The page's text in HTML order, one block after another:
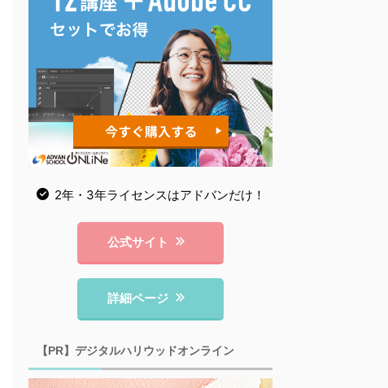
2年・3年ライセンスはアドバンだけ！
公式サイト
詳細ページ
【PR】デジタルハリウッドオンライン